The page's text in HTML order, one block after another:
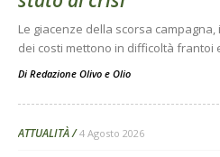
Le giacenze della scorsa
dei costi mettono in difficoltà frantoi
Di Redazione Olivo e Olio
ATTUALITÀ 4 Agosto 2026